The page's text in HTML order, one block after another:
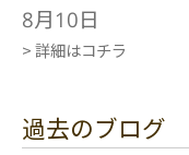
8月10日
> 詳細はコチラ
過去のブログ